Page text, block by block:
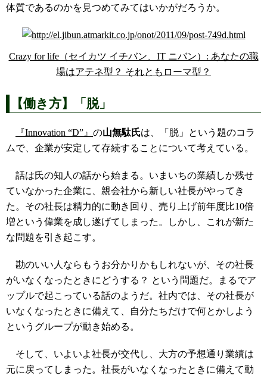
体質であるのかを見つめてみてはいかがだろうか。
Crazy for life（セイカツ イチバン、IT ニバン）: あなたの職
場はアテネ型？ それともローマ型？
【働き方】「脱」
『Innovation “D”』 の山無駄氏は、「脱」という題のコラ
ムで、企業が安定して存続することについて考えている。
話は氏の知人の話から始まる。いまいちの業績しか残せ
ていなかった企業に、親会社から新しい社長がやってき
た。その社長は精力的に動き回り、売り上げ前年度比10倍
増という偉業を成し遂げてしまった。しかし、これが新た
な問題を引き起こす。
勘のいい人ならもうお分かりかもしれないが、その社長
がいなくなったときにどうする？ という問題だ。まるでア
ップルで起こっている話のようだ。社内では、その社長が
いなくなったときに備えて、自分たちだけで何とかしよう
というグループが動き始める。
そして、いよいよ社長が交代し、大方の予想通り業績は
元に戻ってしまった。社長がいなくなったときに備えて動